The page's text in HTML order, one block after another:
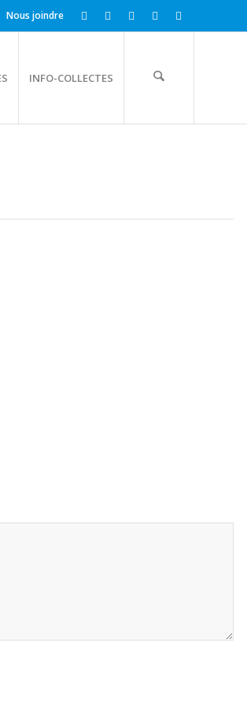
Nous joindre
INFO-COLLECTES